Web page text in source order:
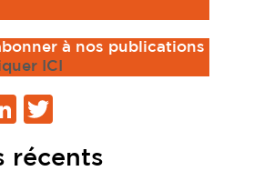
à nos publications
ICI
LinkedIn
récents